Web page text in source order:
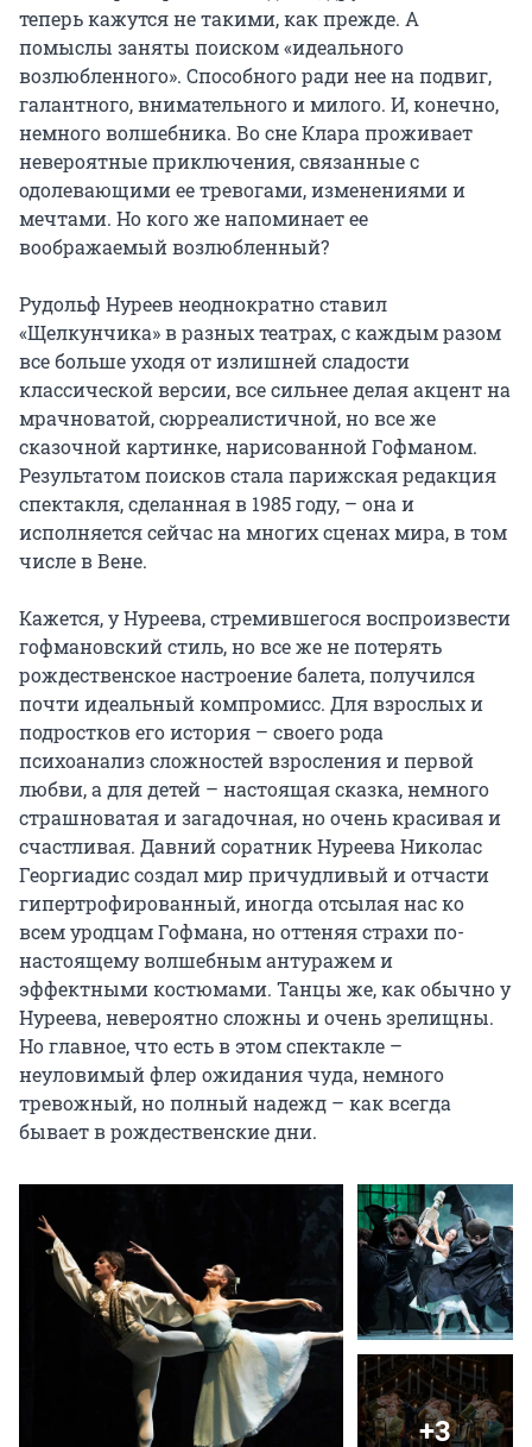
теперь кажутся не такими, как прежде. А
помыслы заняты поиском «идеального
возлюбленного». Способного ради нее на подвиг,
галантного, внимательного и милого. И, конечно,
немного волшебника. Во сне Клара проживает
невероятные приключения, связанные с
одолевающими ее тревогами, изменениями и
мечтами. Но кого же напоминает ее
воображаемый возлюбленный?
Рудольф Нуреев неоднократно ставил
«Щелкунчика» в разных театрах, с каждым разом
все больше уходя от излишней сладости
классической версии, все сильнее делая акцент на
мрачноватой, сюрреалистичной, но все же
сказочной картинке, нарисованной Гофманом.
Результатом поисков стала парижская редакция
спектакля, сделанная в 1985 году, – она и
исполняется сейчас на многих сценах мира, в том
числе в Вене.
Кажется, у Нуреева, стремившегося воспроизвести
гофмановский стиль, но все же не потерять
рождественское настроение балета, получился
почти идеальный компромисс. Для взрослых и
подростков его история – своего рода
психоанализ сложностей взросления и первой
любви, а для детей – настоящая сказка, немного
страшноватая и загадочная, но очень красивая и
счастливая. Давний соратник Нуреева Николас
Георгиадис создал мир причудливый и отчасти
гипертрофированный, иногда отсылая нас ко
всем уродцам Гофмана, но оттеняя страхи по-
настоящему волшебным антуражем и
эффектными костюмами. Танцы же, как обычно у
Нуреева, невероятно сложны и очень зрелищны.
Но главное, что есть в этом спектакле –
неуловимый флер ожидания чуда, немного
тревожный, но полный надежд – как всегда
бывает в рождественские дни.
+3